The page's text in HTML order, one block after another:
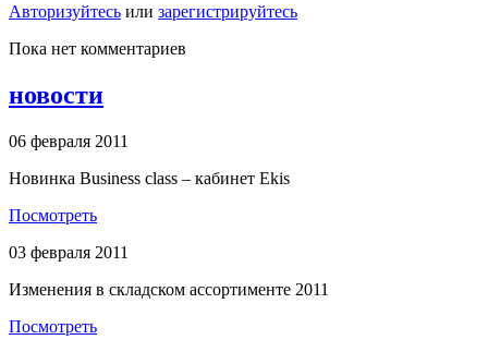
Авторизуйтесь или зарегистрируйтесь
Пока нет комментариев
новости
06 февраля 2011
Новинка Business class – кабинет Ekis
Посмотреть
03 февраля 2011
Изменения в складском ассортименте 2011
Посмотреть